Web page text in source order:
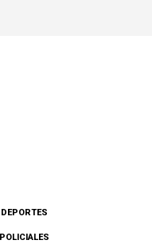
DEPORTES
POLICIALES